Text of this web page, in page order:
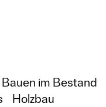
Bauen im Bestand
Holzbau